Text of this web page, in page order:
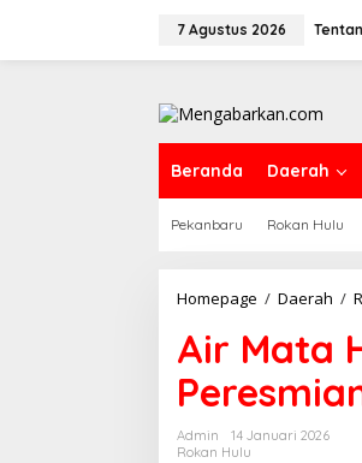
7 Agustus 2026
Beranda Daerah
Pekanbaru Rokan Hulu
Homepage / Daerah /
Air Mata
Admin
14 Januari 2026
Rokan Hulu